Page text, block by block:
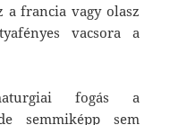
a francia vagy olasz
vacsora a
fogás a
semmiképp sem